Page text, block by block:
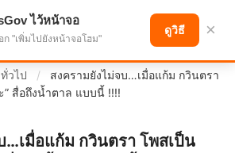
ออนาคตที่ก้าวหน้า
วไป /
สงครามยังไม่จบ…เมื่อแก้ม กวินตรา
” สื่อถึงน้ำตาล แบบนี้ !!!!
…เมื่อแก้ม กวินตรา โพสเป็น
ไว้หน้าจอ
"เพิ่มไปยังหน้าจอโฮม"
ดูวิธี ×